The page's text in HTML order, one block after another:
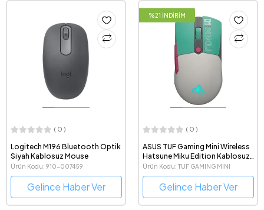
( 0 )
Logitech M196 Bluetooth Optik
Siyah Kablosuz Mouse
Ürün Kodu: 910-007459
Gelince Haber Ver
%21 İNDİRİM
( 0 )
ASUS TUF Gaming Mini Wireless
Hatsune Miku Edition Kablosuz
Gaming Mouse
Ürün Kodu: TUF GAMING MINI
WIRELESS MIKU EDITION
Gelince Haber Ver